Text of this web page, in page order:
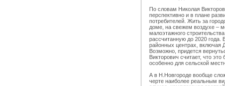
По словам Николая
перспективно и в плане
потребителей. Жить за
доме, на свежем воздухе –
малоэтажного
рассчитанную до 2020 года.
районных центрах, включая
Возможно, придется
Викторович считает, что
особенно для сельской
А в Н.Новгороде вообще
черте наиболее реальным